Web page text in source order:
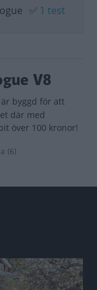
✅ 1 test
V8
är byggd för att
där med
över 100 kronor!
(6)